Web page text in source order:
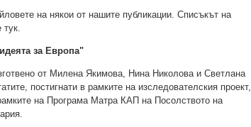
на някои от нашите публикации. Списъкът на
тук.
за Европа"
от Милена Якимова, Нина Николова и Светлана
постигнати в рамките на изследователския проект,
на Програма Матра КАП на Посолството на